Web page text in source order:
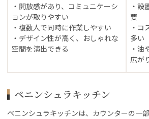
・開放感があり、コミュニケーシ
ョンが取りやすい
・複数人で同時に作業しやすい
・デザイン性が高く、おしゃれな
空間を演出できる
・設
要
・コ
多い
・油
広が
ペニンシュラキッチン
ペニンシュラキッチンは、カウンターの一